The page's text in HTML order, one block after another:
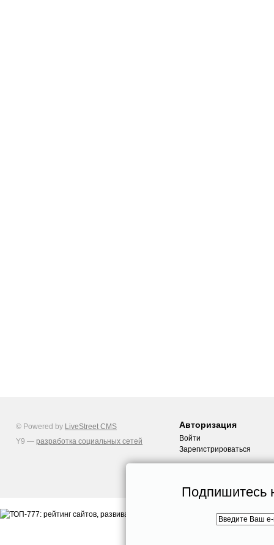
Подпишитесь
© Powered by LiveStreet CMS
Y9 — разработка социальных сетей
Авторизация
Войти
Зарегистрироваться